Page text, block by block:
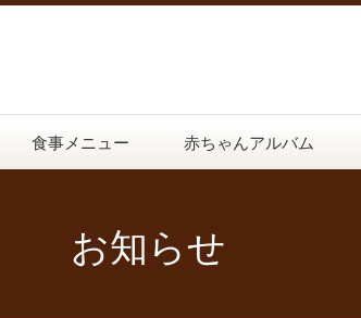
食事メニュー 赤ちゃんアルバム
お知らせ